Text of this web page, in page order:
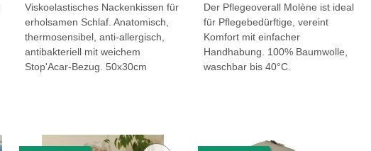
Viskoelastisches Nackenkissen für
erholsamen Schlaf. Anatomisch,
thermosensibel, anti-allergisch,
antibakteriell mit weichem
Stop'Acar-Bezug. 50x30cm
Der Pflegeoverall Molène ist ideal
für Pflegebedürftige, vereint
Komfort mit einfacher
Handhabung. 100% Baumwolle,
waschbar bis 40°C.